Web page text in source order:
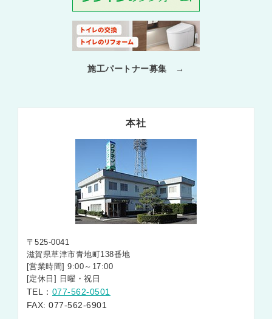
施工パートナー募集 →
本社
〒525-0041
滋賀県草津市青地町138番地
[営業時間] 9:00～17:00
[定休日] 日曜・祝日
TEL： 077-562-0501
FAX: 077-562-6901